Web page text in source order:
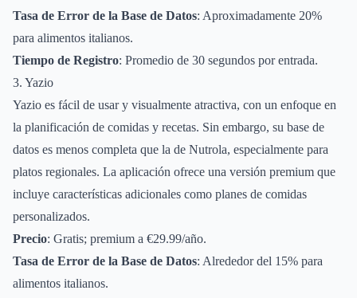
Tasa de Error de la Base de Datos: Aproximadamente 20%
para alimentos italianos.
Tiempo de Registro: Promedio de 30 segundos por entrada.
3. Yazio
Yazio es fácil de usar y visualmente atractiva, con un enfoque en
la planificación de comidas y recetas. Sin embargo, su base de
datos es menos completa que la de Nutrola, especialmente para
platos regionales. La aplicación ofrece una versión premium que
incluye características adicionales como planes de comidas
personalizados.
Precio: Gratis; premium a €29.99/año.
Tasa de Error de la Base de Datos: Alrededor del 15% para
alimentos italianos.